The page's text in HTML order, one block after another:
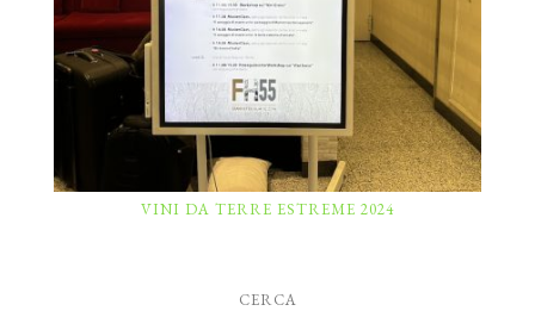
VINI DA TERRE ESTREME 2024
CERCA